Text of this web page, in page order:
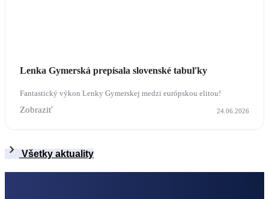
Lenka Gymerská prepísala slovenské tabuľky
Fantastický výkon Lenky Gymerskej medzi európskou elitou!
Zobraziť 24.06.2026
Všetky aktuality